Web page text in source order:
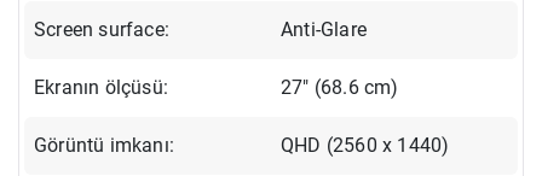
Screen surface: Anti-Glare
Ekranın ölçüsü: 27" (68.6 cm)
Görüntü imkanı: QHD (2560 x 1440)